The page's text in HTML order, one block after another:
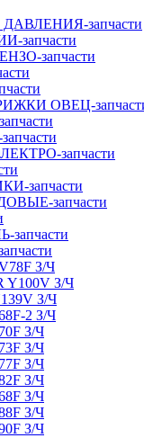
запчасти
запчасти
ОВЕЦ-
запчасти
запчасти
запчасти
З/Ч
Y100V З/Ч
З/Ч
2 З/Ч
З/Ч
З/Ч
З/Ч
З/Ч
З/Ч
З/Ч
З/Ч